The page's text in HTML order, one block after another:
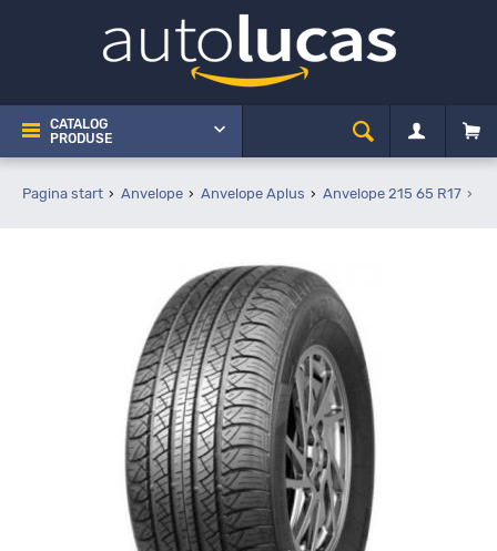
CATALOG
PRODUSE
Pagina start Anvelope Anvelope Aplus Anvelope 215 65 R17